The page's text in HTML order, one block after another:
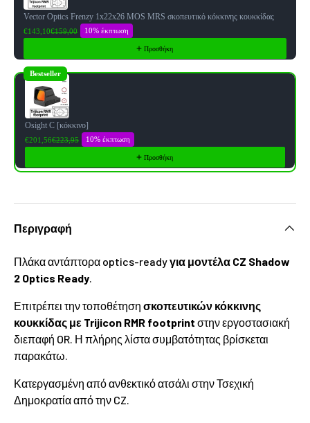
Vector Optics Frenzy 1x22x26 MOS MRS σκοπευτικό κόκκινης κουκκίδας
€143,10€159,00 10% έκπτωση
Προσθήκη
Osight C [κόκκινο]
€201,56€223,95 10% έκπτωση
Προσθήκη
Bestseller
Περιγραφή
Πλάκα αντάπτορα optics-readyγια μοντέλα CZ Shadow
2 Optics Ready.
Επιτρέπει την τοποθέτηση σκοπευτικών κόκκινης
κουκκίδας με Trijicon RMR footprint στην εργοστασιακή
διεπαφή OR. Η πλήρης λίστα συμβατότητας βρίσκεται
παρακάτω.
Κατεργασμένη από ανθεκτικό ατσάλι στην Τσεχική
Δημοκρατία από την CZ.